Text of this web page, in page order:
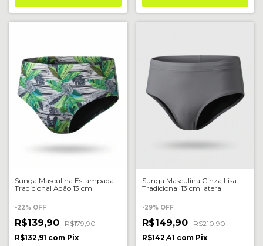
Sunga Masculina Estampada
Tradicional Adão 13 cm
-22% OFF
R$139,90 R$179,90
R$132,91 com Pix
Sunga Masculina Cinza Lisa
Tradicional 13 cm lateral
-29% OFF
R$149,90 R$210,90
R$142,41 com Pix